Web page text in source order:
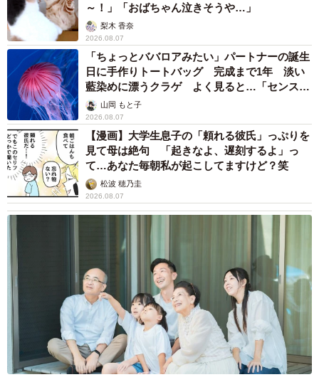
～！」「おばちゃん泣きそうや…」
梨木 香奈
2026.08.07
「ちょっとババロアみたい」パートナーの誕生
日に手作りトートバッグ 完成まで1年 淡い
藍染めに漂うクラゲ よく見ると…「センスす
ごい」山岡 もと子
2026.08.07
【漫画】大学生息子の「頼れる彼氏」っぷりを
見て母は絶句 「起きなよ、遅刻するよ」っ
て…あなた毎朝私が起こしてますけど？笑
松波 穂乃圭
2026.08.07